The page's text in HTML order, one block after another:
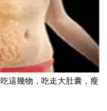
這幾物，吃走大肚囊，瘦